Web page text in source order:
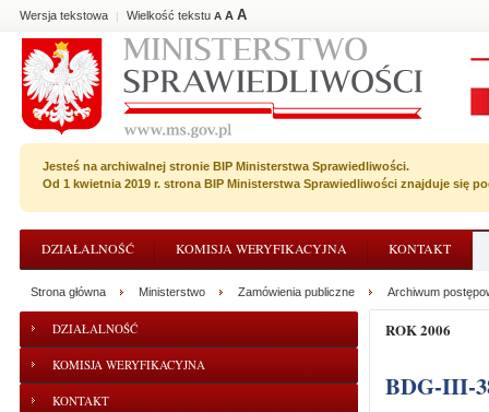
Wersja tekstowa | Wielkość tekstu A A A
Jesteś na archiwalnej stronie BIP Ministerstwa Sprawiedliwości.
Od 1 kwietnia 2019 r. strona BIP Ministerstwa Sprawiedliwości znajduje się
DZIAŁALNOŚĆ KOMISJA WERYFIKACYJNA KONTAKT
DZIAŁALNOŚĆ
KOMISJA WERYFIKACYJNA
KONTAKT
Strona główna Ministerstwo Zamówienia publiczne Archiwum
ROK 2006
BDG-III-